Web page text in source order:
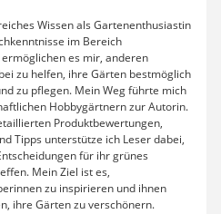
Wissen als Gartenenthusiastin
im Bereich
es mir, anderen
zu helfen, ihre Gärten bestmöglich
zu pflegen. Mein Weg führte mich
Hobbygärtnern zur Autorin.
Produktbewertungen,
Tipps unterstütze ich Leser dabei,
für ihr grünes
Mein Ziel ist es,
zu inspirieren und ihnen
ihre Gärten zu verschönern.